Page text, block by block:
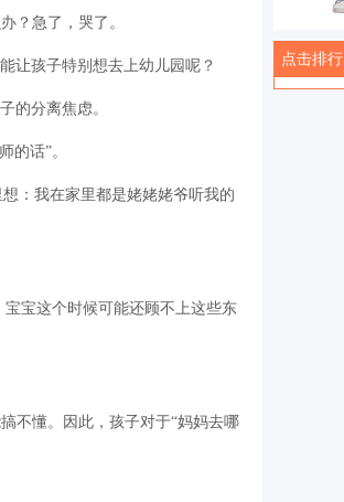
？急了，哭了。
让孩子特别想去上幼儿园呢？
的分离焦虑。
的话”。
：我在家里都是姥姥姥爷听我的
宝这个时候可能还顾不上这些东
不懂。因此，孩子对于“妈妈去哪
点击排行